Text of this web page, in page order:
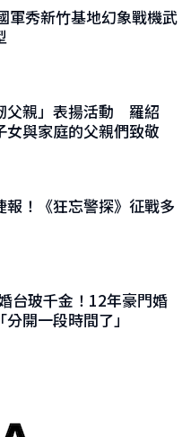
秀新竹基地幻象戰機武
父親」表揚活動 羅紹
女與家庭的父親們致敬
報！《狂忘警探》征戰多
台玻千金！12年豪門婚
開一段時間了」